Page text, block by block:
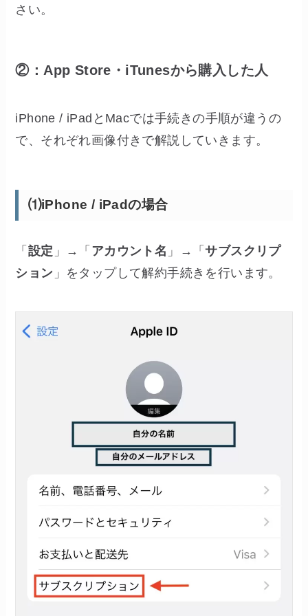
さい。
②：App Store・iTunesから購入した人
iPhone / iPadとMacでは手続きの手順が違うの
で、それぞれ画像付きで解説していきます。
⑴iPhone / iPadの場合
「 設定 」→「 アカウント名 」→「サブスクリプ
ション 」をタップして解約手続きを行います。